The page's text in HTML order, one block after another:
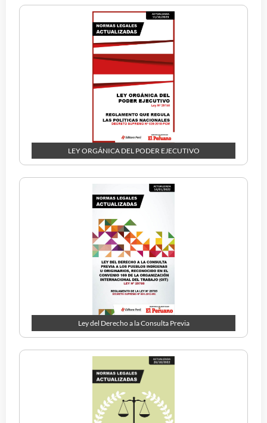
LEY ORGÁNICA DEL PODER EJECUTIVO
Ley del Derecho a la Consulta Previa